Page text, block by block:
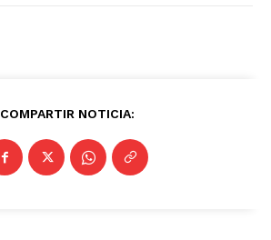
COMPARTIR NOTICIA: